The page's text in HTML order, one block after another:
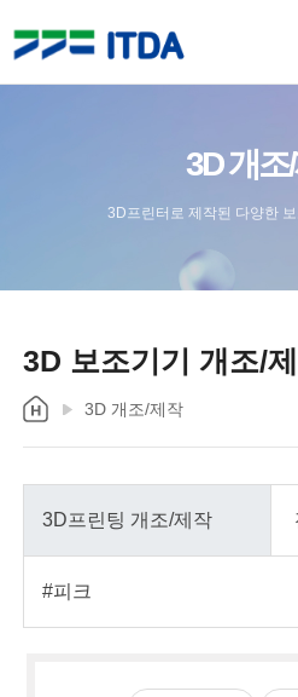
3D 개조
3D프린터로 제작된 다양한
3D 보조기기 개조/제
3D 개조/제작